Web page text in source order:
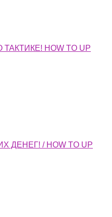
HOW TO UP
ДЕНЕГ! / HOW TO UP